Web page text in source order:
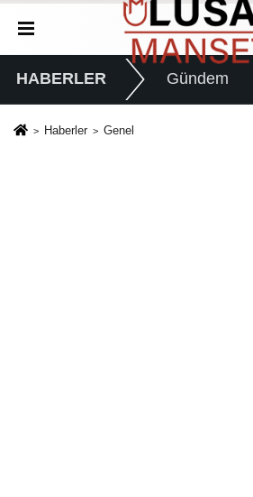
HABERLER Gündem
Haberler Genel